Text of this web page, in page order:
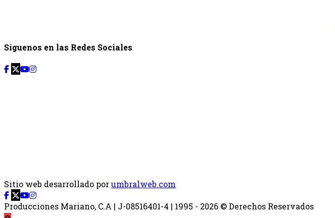
Síguenos en las Redes Sociales
Sitio web desarrollado porumbralweb.com
Producciones Mariano, C.A | J-08516401-4 | 1995 - 2026 © Derechos Reservados